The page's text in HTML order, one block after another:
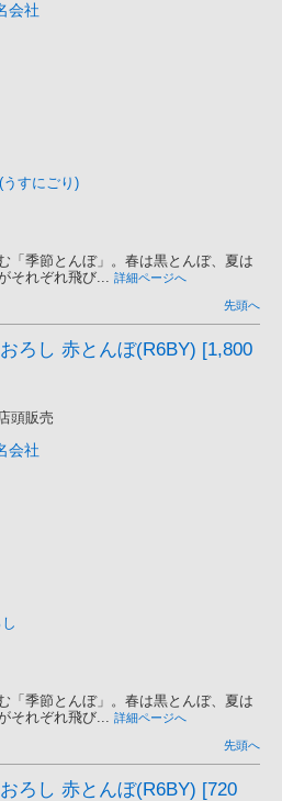
会社
すにごり)
「季節とんぼ」。春は黒とんぼ、夏は
それぞれ飛び... 詳細ページへ
先頭へ
ろし 赤とんぼ(R6BY) [1,800
頭販売
会社
「季節とんぼ」。春は黒とんぼ、夏は
それぞれ飛び... 詳細ページへ
先頭へ
ろし 赤とんぼ(R6BY) [720